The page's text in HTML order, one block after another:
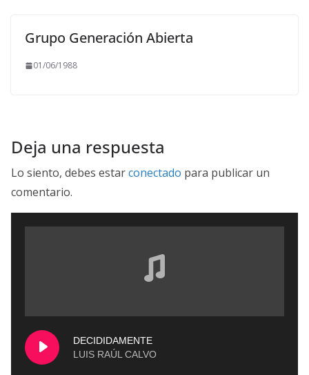
Grupo Generación Abierta
01/06/1988
Deja una respuesta
Lo siento, debes estarconectado para publicar un
comentario.
DECIDIDAMENTE
LUIS RAÚL CALVO